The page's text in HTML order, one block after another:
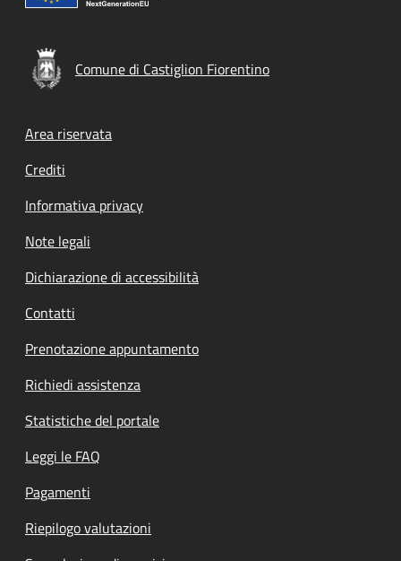
Comune di Castiglion Fiorentino
Footer menu
Area riservata
Crediti
Informativa privacy
Note legali
Dichiarazione di accessibilità
Contatti
Prenotazione appuntamento
Richiedi assistenza
Statistiche del portale
Leggi le FAQ
Pagamenti
Riepilogo valutazioni